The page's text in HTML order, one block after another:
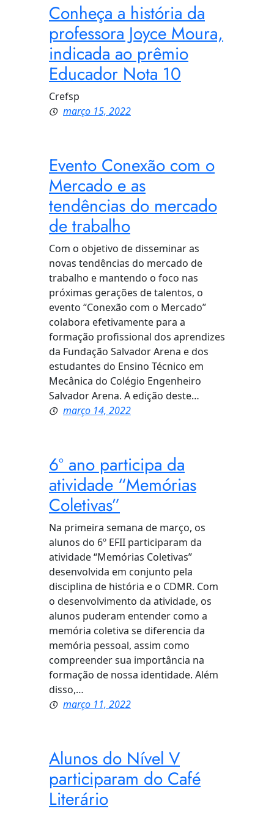
Conheça a história da
professora Joyce Moura,
indicada ao prêmio
Educador Nota 10
Crefsp
março 15, 2022
Evento Conexão com o
Mercado e as
tendências do mercado
de trabalho
Com o objetivo de disseminar as
novas tendências do mercado de
trabalho e mantendo o foco nas
próximas gerações de talentos, o
evento “Conexão com o Mercado”
colabora efetivamente para a
formação profissional dos aprendizes
da Fundação Salvador Arena e dos
estudantes do Ensino Técnico em
Mecânica do Colégio Engenheiro
Salvador Arena. A edição deste…
março 14, 2022
6º ano participa da
atividade “Memórias
Coletivas”
Na primeira semana de março, os
alunos do 6º EFII participaram da
atividade “Memórias Coletivas”
desenvolvida em conjunto pela
disciplina de história e o CDMR. Com
o desenvolvimento da atividade, os
alunos puderam entender como a
memória coletiva se diferencia da
memória pessoal, assim como
compreender sua importância na
formação de nossa identidade. Além
disso,…
março 11, 2022
Alunos do Nível V
participaram do Café
Literário